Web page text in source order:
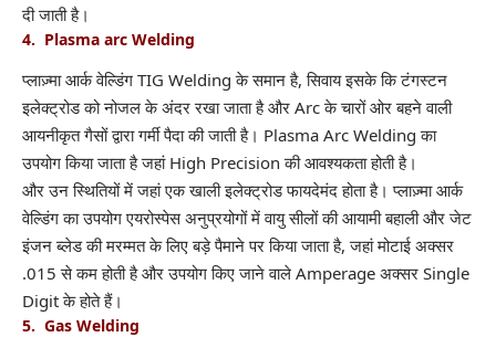
दी जाती है।
4. Plasma arc Welding
प्लाज़्मा आर्क वेल्डिंग TIG Welding के समान है, सिवाय इसके कि टंगस्टन
इलेक्ट्रोड को नोजल के अंदर रखा जाता है और Arcके चारों ओर बहने वाली
आयनीकृत गैसों द्वारा गर्मी पैदा की जाती है। Plasma Arc Welding का
उपयोग किया जाता है जहां High Precision की आवश्यकता होती है।
और उन स्थितियों में जहां एक खाली इलेक्ट्रोड फायदेमंद होता है। प्लाज़्मा आर्क
वेल्डिंग का उपयोग एयरोस्पेस अनुप्रयोगों में वायु सीलों की आयामी बहाली और जेट
इंजन ब्लेड की मरम्मत के लिए बड़े पैमाने पर किया जाता है, जहां मोटाई अक्सर
.015 से कम होती है और उपयोग किए जाने वाले Amperage अक्सर Single
Digit के होते हैं।
5. Gas Welding